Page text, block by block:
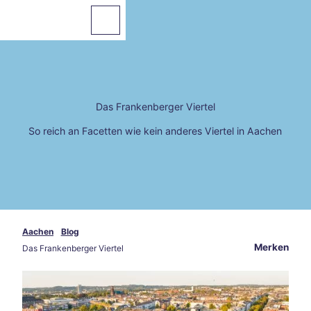
Sehenswertes
Übernachten
Das Frankenberger Viertel
So reich an Facetten wie kein anderes Viertel in Aachen
Aachen
Blog
Das Frankenberger Viertel
Merken